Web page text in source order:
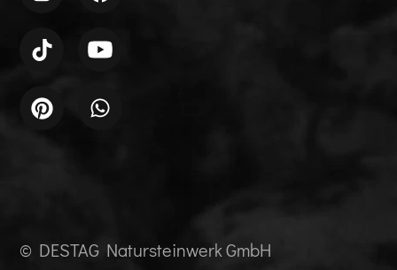
© DESTAG Natursteinwerk GmbH